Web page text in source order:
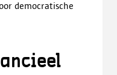
democratische